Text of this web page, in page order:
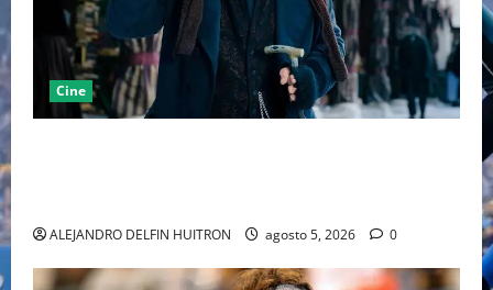
Cine
ALEJANDRO DELFIN HUITRON agosto 5, 2026 0